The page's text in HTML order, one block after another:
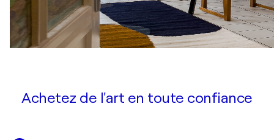
Achetez de l'art en toute confiance